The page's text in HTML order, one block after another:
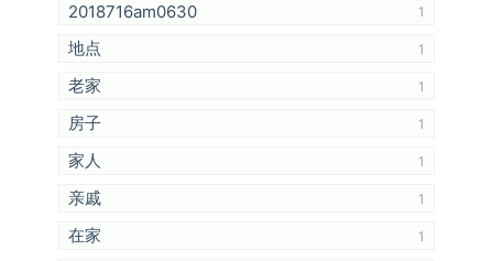
2018716am0630 1
地点 1
老家 1
房子 1
家人 1
亲戚 1
在家 1